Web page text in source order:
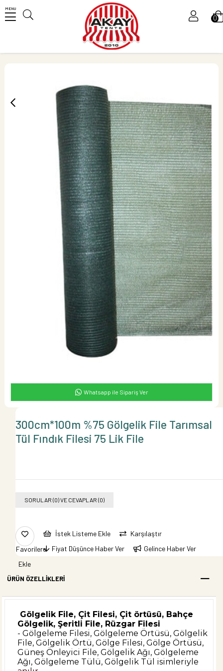
MENU
0
Whatsapp ile Sipariş Ver
300cm*100m %75 Gölgelik File Tarımsal
Tül Fındık Filesi 75 Lik File
SORULAR (0) VE CEVAPLAR (0)
Favorilere
Ekle
İstek Listeme Ekle
Karşılaştır
Fiyat Düşünce Haber Ver
Gelince Haber Ver
ÜRÜN ÖZELLIKLERI
Gölgelik File, Çit Filesi, Çit örtüsü, Bahçe
Gölgelik, Şeritli File, Rüzgar Filesi
- Gölgeleme Filesi, Gölgeleme Örtüsü, Gölgelik
File, Gölgelik Örtü, Gölge Filesi, Gölge Örtüsü,
Güneş Önleyici File, Gölgelik Ağı, Gölgeleme
Ağı, Gölgeleme Tülü, Gölgelik Tül isimleriyle